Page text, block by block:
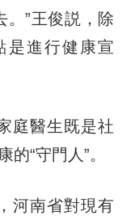
。”王俊説，除
是進行健康宣
醫生既是社
“守門人”。
南省對現有